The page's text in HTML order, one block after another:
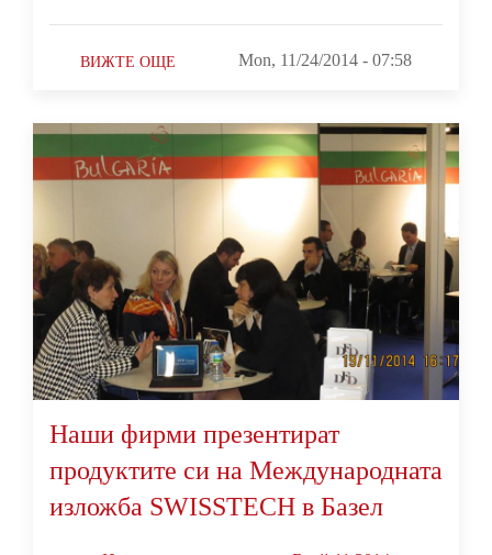
ВИЖТЕ ОЩЕ Mon, 11/24/2014 - 07:58
Наши фирми презентират
продуктите си на Международната
изложба SWISSTECH в Базел